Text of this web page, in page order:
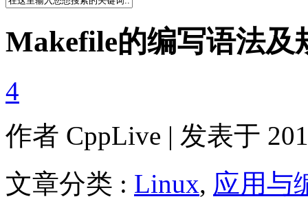
Makefile的编写语法及
4
作者 CppLive | 发表于
文章分类 : Linux, 应用与